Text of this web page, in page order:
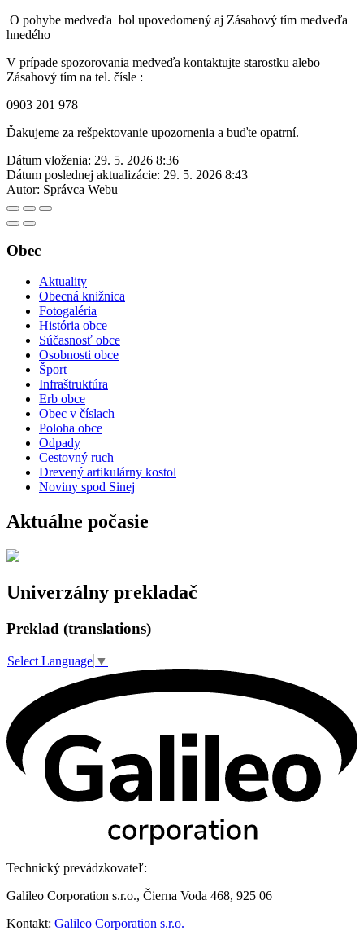
O pohybe medveďa bol upovedomený aj Zásahový tím medveďa
hnedého
V prípade spozorovania medveďa kontaktujte starostku alebo
Zásahový tím na tel. čísle :
0903 201 978
Ďakujeme za rešpektovanie upozornenia a buďte opatrní.
Dátum vloženia: 29. 5. 2026 8:36
Dátum poslednej aktualizácie: 29. 5. 2026 8:43
Autor: Správca Webu
Obec
Aktuality
Obecná knižnica
Fotogaléria
História obce
Súčasnosť obce
Osobnosti obce
Šport
Infraštruktúra
Erb obce
Obec v číslach
Poloha obce
Odpady
Cestovný ruch
Drevený artikulárny kostol
Noviny spod Sinej
Aktuálne počasie
Univerzálny prekladač
Preklad (translations)
Select Language ▼
Technický prevádzkovateľ:
Galileo Corporation s.r.o., Čierna Voda 468, 925 06
Kontakt: Galileo Corporation s.r.o.